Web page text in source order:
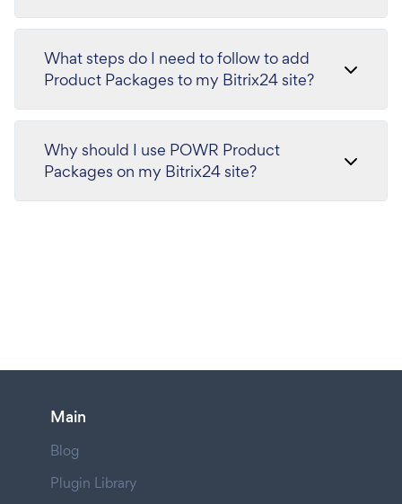
What steps do I need to follow to add
Product Packages to my Bitrix24 site?
Why should I use POWR Product
Packages on my Bitrix24 site?
Main
Blog
Plugin Library